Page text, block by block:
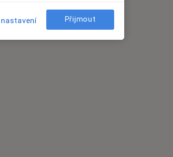
Přijmout